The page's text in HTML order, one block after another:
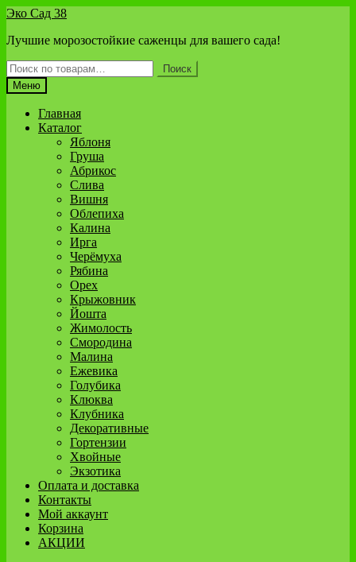
Перейти
навигации
Перейти
содержимому
Эко Сад 38
Лучшие морозостойкие саженцы для вашего сада!
Искать:
Поиск
Меню
Главная
Каталог
Яблоня
Груша
Абрикос
Слива
Вишня
Облепиха
Калина
Ирга
Черёмуха
Рябина
Орех
Крыжовник
Йошта
Жимолость
Смородина
Малина
Ежевика
Голубика
Клюква
Клубника
Декоративные
Гортензии
Хвойные
Экзотика
Оплата и доставка
Контакты
Мой аккаунт
Корзина
АКЦИИ